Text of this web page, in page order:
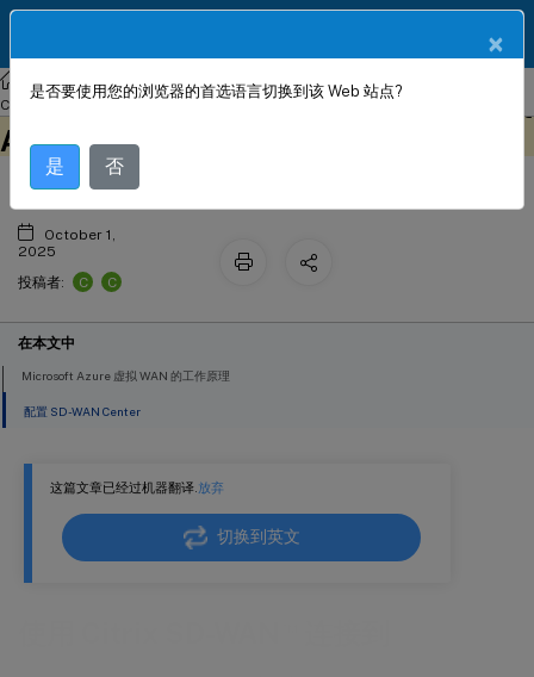
Citrix SD-WAN Center Citrix SD-WANCenter
Citrix SD-WAN
Center 11.1
这篇文章已经过机器翻译.放弃
切换到英文
使用 Citrix SD-WAN™连接到 Microsoft
Azure 虚拟 WAN
October 1,
2025
投稿者:
C C
在本文中
Microsoft Azure 虚拟 WAN 的工作原理
配置 SD-WAN Center
×
是否要使用您的浏览器的首选语言切换到该 Web 站点?
是 否